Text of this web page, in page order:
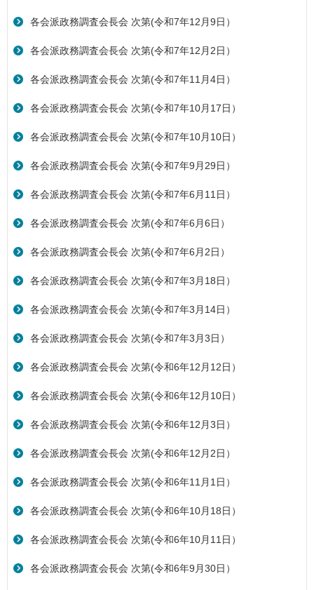
各会派政務調査会長会 次第(令和7年12月9日）
各会派政務調査会長会 次第(令和7年12月2日）
各会派政務調査会長会 次第(令和7年11月4日）
各会派政務調査会長会 次第(令和7年10月17日）
各会派政務調査会長会 次第(令和7年10月10日）
各会派政務調査会長会 次第(令和7年9月29日）
各会派政務調査会長会 次第(令和7年6月11日）
各会派政務調査会長会 次第(令和7年6月6日）
各会派政務調査会長会 次第(令和7年6月2日）
各会派政務調査会長会 次第(令和7年3月18日）
各会派政務調査会長会 次第(令和7年3月14日）
各会派政務調査会長会 次第(令和7年3月3日）
各会派政務調査会長会 次第(令和6年12月12日）
各会派政務調査会長会 次第(令和6年12月10日）
各会派政務調査会長会 次第(令和6年12月3日）
各会派政務調査会長会 次第(令和6年12月2日）
各会派政務調査会長会 次第(令和6年11月1日）
各会派政務調査会長会 次第(令和6年10月18日）
各会派政務調査会長会 次第(令和6年10月11日）
各会派政務調査会長会 次第(令和6年9月30日）